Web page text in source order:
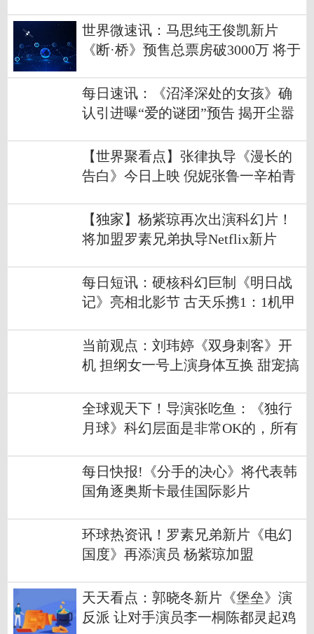
世界微速讯：马思纯王俊凯新片
《断·桥》预售总票房破3000万 将于
每日速讯：《沼泽深处的女孩》确
认引进曝“爱的谜团”预告 揭开尘嚣
【世界聚看点】张律执导《漫长的
告白》今日上映 倪妮张鲁一辛柏青
【独家】杨紫琼再次出演科幻片！
将加盟罗素兄弟执导Netflix新片
每日短讯：硬核科幻巨制《明日战
记》亮相北影节 古天乐携1：1机甲
当前观点：刘玮婷《双身刺客》开
机 担纲女一号上演身体互换 甜宠搞
全球观天下！导演张吃鱼：《独行
月球》科幻层面是非常OK的，所有
每日快报!《分手的决心》将代表韩
国角逐奥斯卡最佳国际影片
环球热资讯！罗素兄弟新片《电幻
国度》再添演员 杨紫琼加盟
天天看点：郭晓冬新片《堡垒》演
反派 让对手演员李一桐陈都灵起鸡